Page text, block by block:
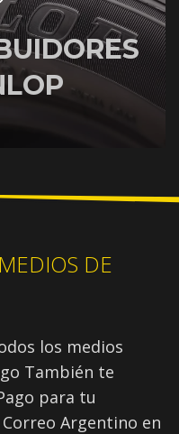
DE
los medios
También te
para tu
Argentino en